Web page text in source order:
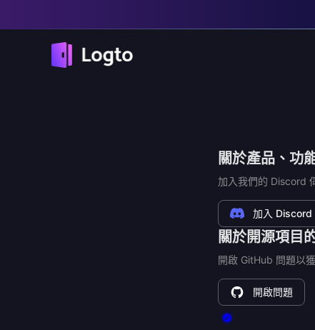
關於產品、功
加入我們的 Discord
加入 Discord
關於開源項目
開啟 GitHub 問題以
開啟問題